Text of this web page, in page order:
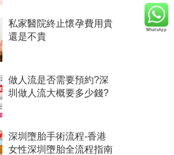
私家醫院終止懷孕費用貴
還是不貴
做人流是否需要預約?深
圳做人流大概要多少錢?
深圳墮胎手術流程-香港
女性深圳墮胎全流程指南